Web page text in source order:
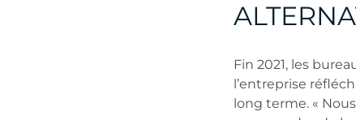
Fin 2021, les
l’entreprise
long terme. «